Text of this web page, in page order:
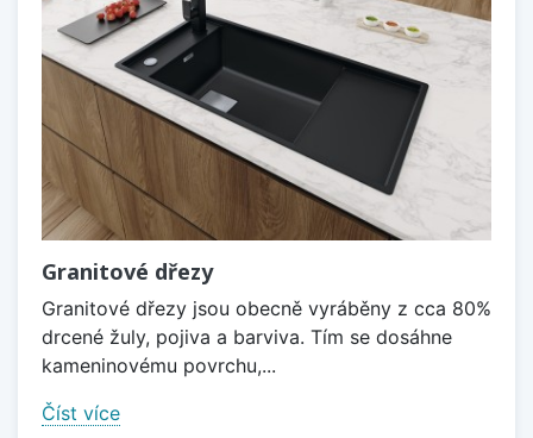
Granitové dřezy
Granitové dřezy jsou obecně vyráběny z cca 80%
drcené žuly, pojiva a barviva. Tím se dosáhne
kameninovému povrchu,...
Číst více